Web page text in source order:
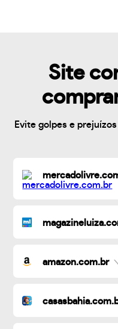
Site
Evite golpes e
amazon.com.br